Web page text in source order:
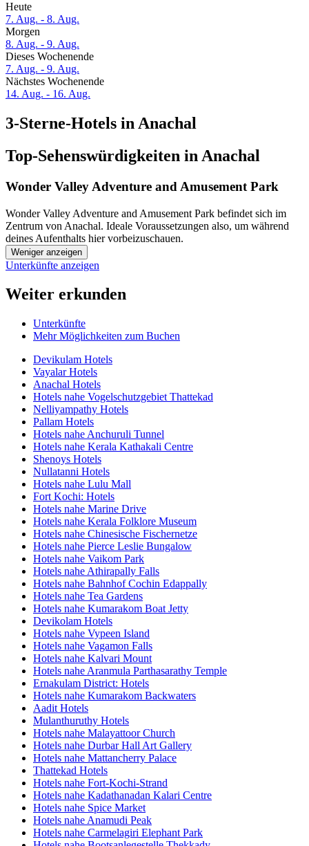
Heute
7. Aug. - 8. Aug.
Morgen
8. Aug. - 9. Aug.
Dieses Wochenende
7. Aug. - 9. Aug.
Nächstes Wochenende
14. Aug. - 16. Aug.
3-Sterne-Hotels in Anachal
Top-Sehenswürdigkeiten in Anachal
Wonder Valley Adventure and Amusement Park
Wonder Valley Adventure and Amusement Park befindet sich im
Zentrum von Anachal. Ideale Voraussetzungen also, um während
deines Aufenthalts hier vorbeizuschauen.
Weniger anzeigen
Unterkünfte anzeigen
Weiter erkunden
Unterkünfte
Mehr Möglichkeiten zum Buchen
Devikulam Hotels
Vayalar Hotels
Anachal Hotels
Hotels nahe Vogelschutzgebiet Thattekad
Nelliyampathy Hotels
Pallam Hotels
Hotels nahe Anchuruli Tunnel
Hotels nahe Kerala Kathakali Centre
Shenoys Hotels
Nullatanni Hotels
Hotels nahe Lulu Mall
Fort Kochi: Hotels
Hotels nahe Marine Drive
Hotels nahe Kerala Folklore Museum
Hotels nahe Chinesische Fischernetze
Hotels nahe Pierce Leslie Bungalow
Hotels nahe Vaikom Park
Hotels nahe Athirapally Falls
Hotels nahe Bahnhof Cochin Edappally
Hotels nahe Tea Gardens
Hotels nahe Kumarakom Boat Jetty
Devikolam Hotels
Hotels nahe Vypeen Island
Hotels nahe Vagamon Falls
Hotels nahe Kalvari Mount
Hotels nahe Aranmula Parthasarathy Temple
Ernakulam District: Hotels
Hotels nahe Kumarakom Backwaters
Aadit Hotels
Mulanthuruthy Hotels
Hotels nahe Malayattoor Church
Hotels nahe Durbar Hall Art Gallery
Hotels nahe Mattancherry Palace
Thattekad Hotels
Hotels nahe Fort-Kochi-Strand
Hotels nahe Kadathanadan Kalari Centre
Hotels nahe Spice Market
Hotels nahe Anamudi Peak
Hotels nahe Carmelagiri Elephant Park